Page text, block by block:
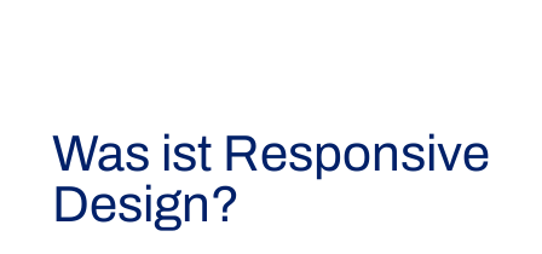
Was ist Responsive
Design?